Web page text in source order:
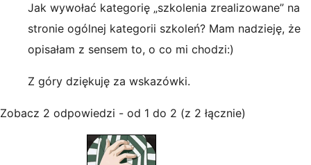
Jak wywołać kategorię „szkolenia zrealizowane” na
stronie ogólnej kategorii szkoleń? Mam nadzieję, że
opisałam z sensem to, o co mi chodzi:)
Z góry dziękuję za wskazówki.
Zobacz 2 odpowiedzi - od 1 do 2 (z 2 łącznie)